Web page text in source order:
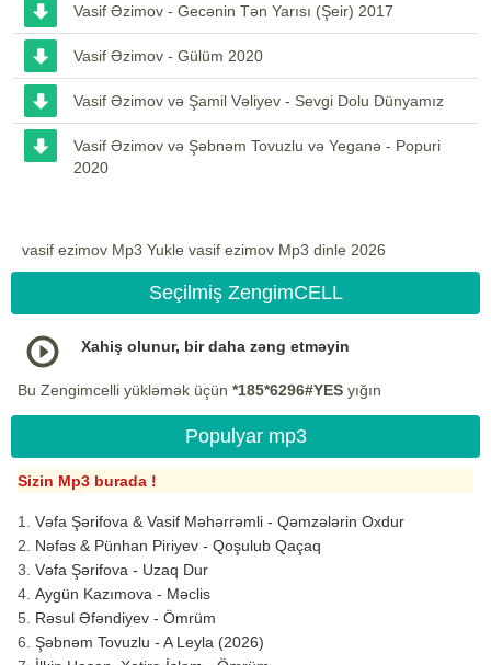
Vasif Əzimov - Gecənin Tən Yarısı (Şeir) 2017
Vasif Əzimov - Gülüm 2020
Vasif Əzimov və Şamil Vəliyev - Sevgi Dolu Dünyamız
Vasif Əzimov və Şəbnəm Tovuzlu və Yeganə - Popuri
2020
vasif ezimov Mp3 Yukle vasif ezimov Mp3 dinle 2026
Seçilmiş ZengimCELL
Xahiş olunur, bir daha zəng etməyin
Bu Zengimcelli yükləmək üçün *185*6296#YES yığın
Populyar mp3
Sizin Mp3 burada !
Vəfa Şərifova & Vasif Məhərrəmli - Qəmzələrin Oxdur
Nəfəs & Pünhan Piriyev - Qoşulub Qaçaq
Vəfa Şərifova - Uzaq Dur
Aygün Kazımova - Məclis
Rəsul Əfəndiyev - Ömrüm
Şəbnəm Tovuzlu - A Leyla (2026)